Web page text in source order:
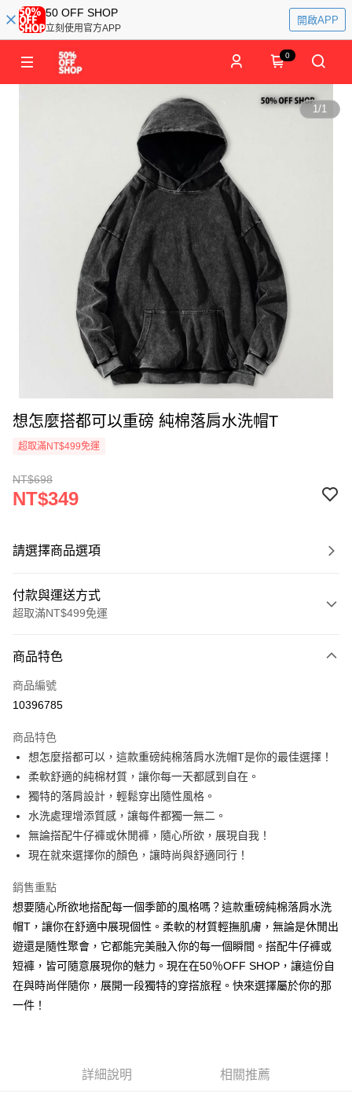
50 OFF SHOP
立刻使用官方APP
開啟APP
0
1/1
想怎麼搭都可以重磅 純棉落肩水洗帽T
超取滿NT$499免運
NT$698
NT$349
請選擇商品選項
付款與運送方式
超取滿NT$499免運
信用卡一次付款
超商取貨付款
Apple Pay
街口支付
悠遊付
Google Pay
【大哥付你分期使用說明】
1.本服務由台灣大哥大提供，台灣大哥大用戶可立即使用無須另外申請。
2.付款方式選擇「大哥付你分期」，訂單成立後會自動跳轉到大哥付的交易
流程，驗證手機門號後，選擇欲分期的期數、繳款截止日，確認付款後即完
成交易。
3.實際核准額度、可分期數及費用金額請依後續交易確認頁面所載為準。
1.分期款項不併入電信帳單，「大哥付你分期」於每月結算日後寄送繳費提
AFTEE先享後付
相關說明
【關於「AFTEE先享後付」】
AFTEE先享後付是「在收到商品之後才付款」的支付方式。 讓您購物簡單
便利好安心！
【「AFTEE先享後付」結帳流程】
商品特色
商品編號
10396785
商品特色
想怎麼搭都可以，這款重磅純棉落肩水洗帽T是你的最佳選擇！
柔軟舒適的純棉材質，讓你每一天都感到自在。
獨特的落肩設計，輕鬆穿出隨性風格。
水洗處理增添質感，讓每件都獨一無二。
無論搭配牛仔褲或休閒褲，隨心所欲，展現自我！
現在就來選擇你的顏色，讓時尚與舒適同行！
銷售重點
想要隨心所欲地搭配每一個季節的風格嗎？這款重磅純棉落肩水洗
帽T，讓你在舒適中展現個性。柔軟的材質輕撫肌膚，無論是休閒出
遊還是隨性聚會，它都能完美融入你的每一個瞬間。搭配牛仔褲或
短褲，皆可隨意展現你的魅力。現在在50％OFF SHOP，讓這份自
在與時尚伴隨你，展開一段獨特的穿搭旅程。快來選擇屬於你的那
一件！
詳細說明 相關推薦